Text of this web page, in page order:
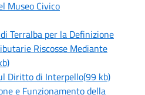
Museo Civico
Terralba per la Definizione
Riscosse Mediante
Diritto di Interpello(99 kb)
e Funzionamento della